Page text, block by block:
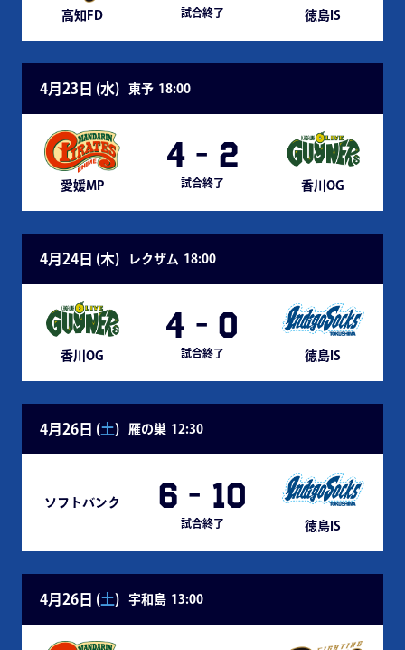
高知FD 試合終了 徳島IS
4月23日 (水) 東予 18:00
愛媛MP
4 - 2
試合終了 香川OG
4月24日 (木) レクザム 18:00
香川OG
4 - 0
試合終了 徳島IS
4月26日 (土) 雁の巣 12:30
ソフトバンク 6 - 10
試合終了 徳島IS
4月26日 (土) 宇和島 13:00